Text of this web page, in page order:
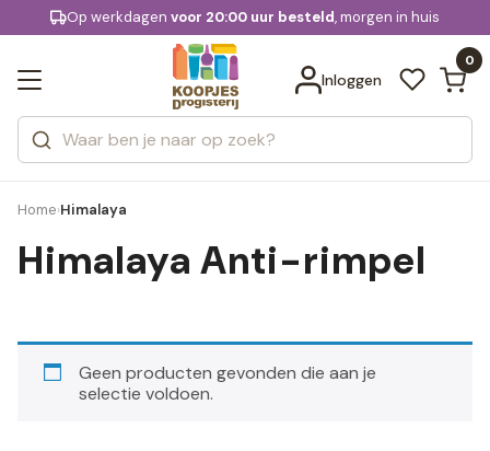
Gratis bezorging
KD.
extra
Op werkdagenvoor 20:00 uur besteld, morgen in huis
Inloggen
0
Zoeken
Categorieën
Merken
Bekijk alle resultaten
Home›Himalaya
Himalaya Anti-rimpel
Geen producten gevonden die aan je
selectie voldoen.